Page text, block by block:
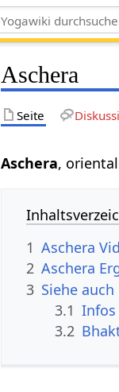
Aschera
Seite
Aschera,
1 Aschera
2 Aschera
3 Siehe auch
3.1
3.2